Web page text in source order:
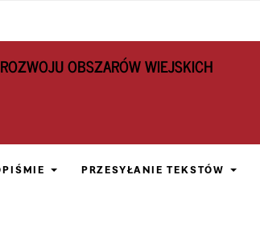
OBSZARÓW WIEJSKICH
PRZESYŁANIE TEKSTÓW